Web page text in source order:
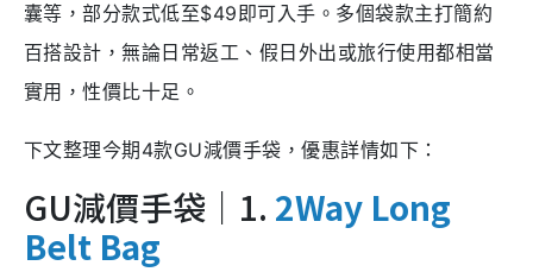
囊等，部分款式低至$49即可入手。多個袋款主打簡約
百搭設計，無論日常返工、假日外出或旅行使用都相當
實用，性價比十足。
下文整理今期4款GU減價手袋，優惠詳情如下：
GU減價手袋｜1. 2Way Long
Belt Bag